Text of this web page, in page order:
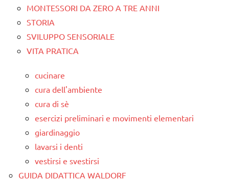
MONTESSORI DA ZERO A TRE ANNI
STORIA
SVILUPPO SENSORIALE
VITA PRATICA
cucinare
cura dell'ambiente
cura di sè
esercizi preliminari e movimenti elementari
giardinaggio
lavarsi i denti
vestirsi e svestirsi
GUIDA DIDATTICA WALDORF